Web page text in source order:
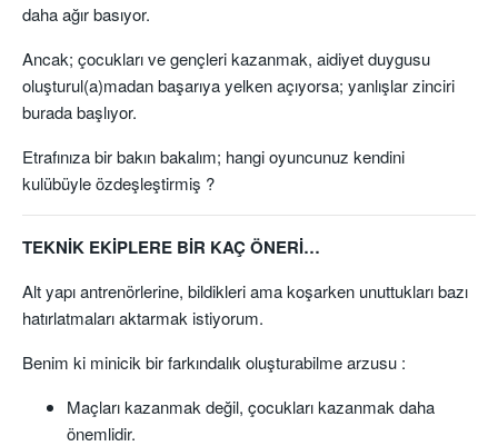
daha ağır basıyor.
Ancak; çocukları ve gençleri kazanmak, aidiyet duygusu
oluşturul(a)madan başarıya yelken açıyorsa; yanlışlar zinciri
burada başlıyor.
Etrafınıza bir bakın bakalım; hangi oyuncunuz kendini
kulübüyle özdeşleştirmiş ?
TEKNİK EKİPLERE BİR KAÇ ÖNERİ…
Alt yapı antrenörlerine, bildikleri ama koşarken unuttukları bazı
hatırlatmaları aktarmak istiyorum.
Benim ki minicik bir farkındalık oluşturabilme arzusu :
Maçları kazanmak değil, çocukları kazanmak daha
önemlidir.